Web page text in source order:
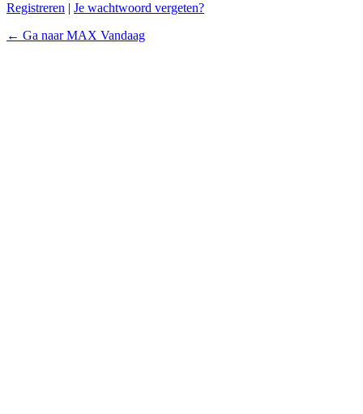
Registreren | Je wachtwoord vergeten?
← Ga naar MAX Vandaag